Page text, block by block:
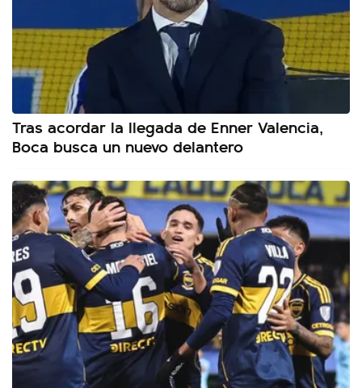
Tras acordar la llegada de Enner Valencia,
Boca busca un nuevo delantero